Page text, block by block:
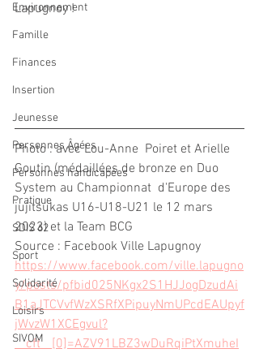
Environnement
Famille
Finances
Insertion
Jeunesse
Personnes Âgées
Personnes handicapées
Pratique
SDIS 62
Sport
Solidarité
Loisirs
SIVOM
Lapugnoy !
Photo : avec Lou-Anne  Poiret et Arielle
Goutin (médaillées de bronze en Duo
System au Championnat  d'Europe des
jujitsukas U16-U18-U21 le 12 mars
2023) et la Team BCG
Source : Facebook Ville Lapugnoy
https://www.facebook.com/ville.lapugno
y/posts/pfbid025NKgx2S1HJJogDzudAi
B1aJTCVvfWzXSRfXPipuyNmUPcdEAUpyf
jWvzW1XCEgvul?
__cft__[0]=AZV91LBZ3wDuRqiPtXmuheI